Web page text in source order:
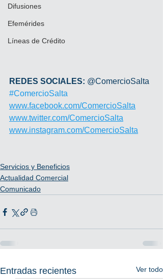
Difusiones
Efemérides
Líneas de Crédito
REDES SOCIALES: @ComercioSalta
#ComercioSalta
www.facebook.com/ComercioSalta
www.twitter.com/ComercioSalta
www.instagram.com/ComercioSalta
Servicios y Beneficios
Actualidad Comercial
Comunicado
Entradas recientes Ver todo